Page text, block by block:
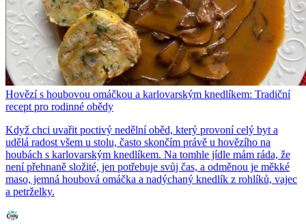
Hovězí s houbovou omáčkou a karlovarským knedlíkem: Tradiční
recept pro rodinné obědy
Když chci uvařit poctivý nedělní oběd, který provoní celý byt a
udělá radost všem u stolu, často skončím právě u hovězího na
houbách s karlovarským knedlíkem. Na tomhle jídle mám ráda, že
není přehnaně složité, jen potřebuje svůj čas, a odměnou je měkké
maso, jemná houbová omáčka a nadýchaný knedlík z rohlíků, vajec
a petrželky.